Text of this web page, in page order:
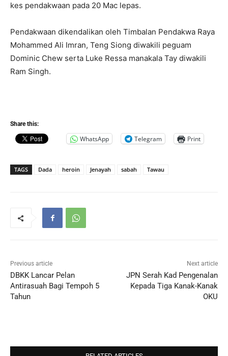
kes pendakwaan pada 20 Mac lepas.
Pendakwaan dikendalikan oleh Timbalan Pendakwa Raya
Mohammed Ali Imran, Teng Siong diwakili peguam
Dominic Chew serta Luke Ressa manakala Tay diwakili
Ram Singh.
Share this:
WhatsApp Telegram Print
TAGS Dada heroin Jenayah sabah Tawau
Previous article
DBKK Lancar Pelan
Antirasuah Bagi Tempoh 5
Tahun
Next article
JPN Serah Kad Pengenalan
Kepada Tiga Kanak-Kanak
OKU